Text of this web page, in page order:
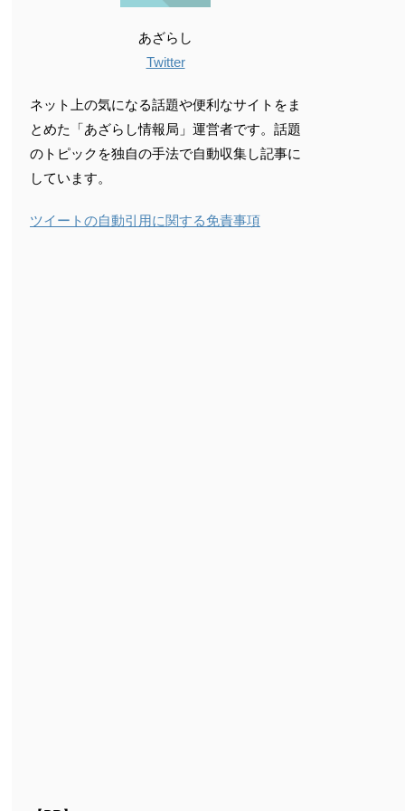
あざらし
Twitter
ネット上の気になる話題や便利なサイトをま
とめた「あざらし情報局」運営者です。話題
のトピックを独自の手法で自動収集し記事に
しています。
ツイートの自動引用に関する免責事項